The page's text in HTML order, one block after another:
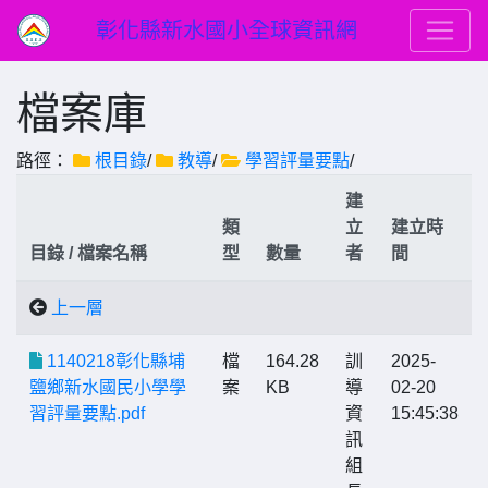
彰化縣新水國小全球資訊網
檔案庫
路徑： 根目錄/ 教導/ 學習評量要點/
目錄 / 檔案名稱
類
型
數量
建
立
者
建立時
間
上一層
1140218彰化縣埔
鹽鄉新水國民小學學
習評量要點.pdf
檔
案
164.28
KB
訓
導
資
訊
組
2025-
02-20
15:45:38